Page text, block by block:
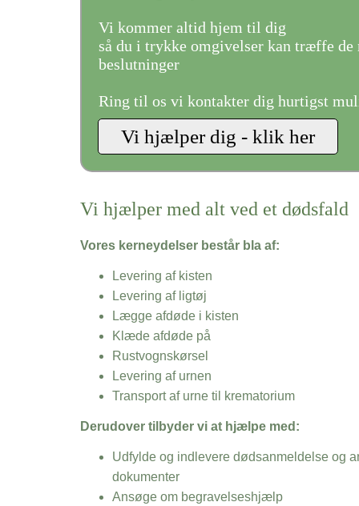
Vi kommer altid hjem til dig
så du i trykke omgivelser kan træffe de
beslutninger
Ring til os vi kontakter dig hurtigst
Vi hjælper med alt ved et dødsfald
Vores kerneydelser består bla af:
Levering af kisten
Levering af ligtøj
Lægge afdøde i kisten
Klæde afdøde på
Rustvognskørsel
Levering af urnen
Transport af urne til krematorium
Derudover tilbyder vi at hjælpe med:
Udfylde og indlevere dødsanmeldelse og
dokumenter
Ansøge om begravelseshjælp